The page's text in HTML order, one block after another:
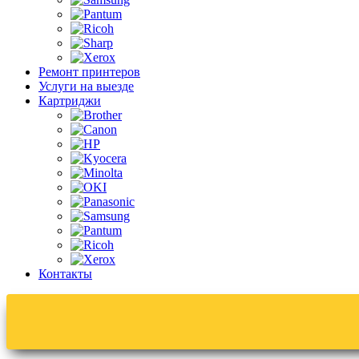
Ремонт принтеров
Услуги на выезде
Картриджи
Контакты